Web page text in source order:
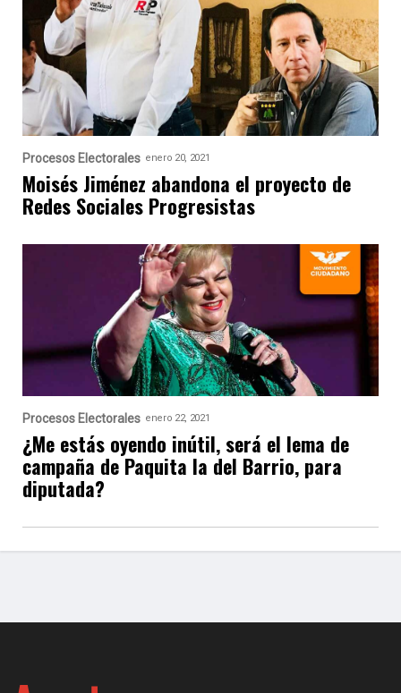
Procesos Electorales enero 20, 2021
Moisés Jiménez abandona el proyecto de
Redes Sociales Progresistas
Procesos Electorales enero 22, 2021
¿Me estás oyendo inútil, será el lema de
campaña de Paquita la del Barrio, para
diputada?